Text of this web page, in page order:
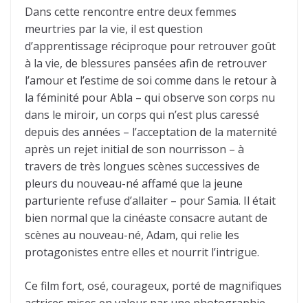
Dans cette rencontre entre deux femmes
meurtries par la vie, il est question
d’apprentissage réciproque pour retrouver goût
à la vie, de blessures pansées afin de retrouver
l’amour et l’estime de soi comme dans le retour à
la féminité pour Abla – qui observe son corps nu
dans le miroir, un corps qui n’est plus caressé
depuis des années – l’acceptation de la maternité
après un rejet initial de son nourrisson – à
travers de très longues scènes successives de
pleurs du nouveau-né affamé que la jeune
parturiente refuse d’allaiter – pour Samia. Il était
bien normal que la cinéaste consacre autant de
scènes au nouveau-né, Adam, qui relie les
protagonistes entre elles et nourrit l’intrigue.
Ce film fort, osé, courageux, porté de magnifiques